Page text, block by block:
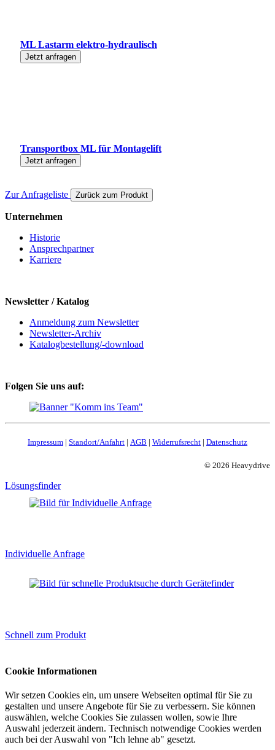
ML Lastarm elektro-hydraulisch
Jetzt anfragen
Transportbox ML für Montagelift
Jetzt anfragen
Zur Anfrageliste Zurück zum Produkt
Unternehmen
Historie
Ansprechpartner
Karriere
Newsletter / Katalog
Anmeldung zum Newsletter
Newsletter-Archiv
Katalogbestellung/-download
Folgen Sie uns auf:
Impressum | Standort/Anfahrt | AGB | Widerrufsrecht | Datenschutz
© 2026 Heavydrive
Lösungsfinder
Individuelle Anfrage
Schnell zum Produkt
Cookie Informationen
Wir setzen Cookies ein, um unsere Webseiten optimal für Sie zu
gestalten und unsere Angebote für Sie zu verbessern. Sie können
auswählen, welche Cookies Sie zulassen wollen, sowie Ihre
Auswahl jederzeit ändern. Technisch notwendige Cookies werden
auch bei der Auswahl von "Ich lehne ab" gesetzt.